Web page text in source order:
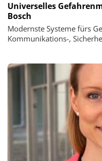
Universelles
Bosch
Modernste Systeme fürs
Kommunikations-,